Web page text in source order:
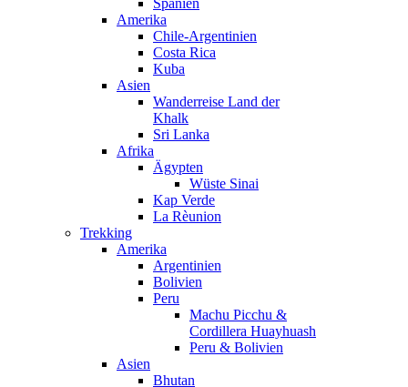
Spanien
Amerika
Chile-Argentinien
Costa Rica
Kuba
Asien
Wanderreise Land der
Khalk
Sri Lanka
Afrika
Ägypten
Wüste Sinai
Kap Verde
La Rèunion
Trekking
Amerika
Argentinien
Bolivien
Peru
Machu Picchu &
Cordillera Huayhuash
Peru & Bolivien
Asien
Bhutan